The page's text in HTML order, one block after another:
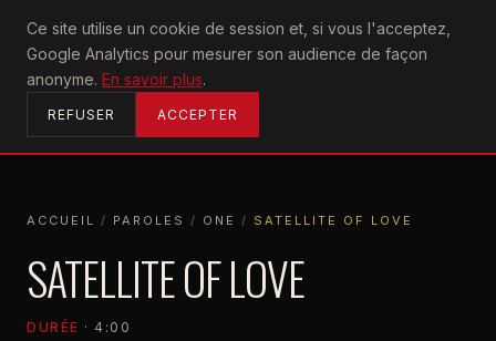
Ce site utilise un cookie de session et, si vous l'acceptez,
Google Analytics pour mesurer son audience de façon
anonyme. En savoir plus.
REFUSER ACCEPTER
U2achtung
ACCUEIL
ACCUEIL / PAROLES / ONE / SATELLITE OF LOVE
SATELLITE OF LOVE
DURÉE · 4:00